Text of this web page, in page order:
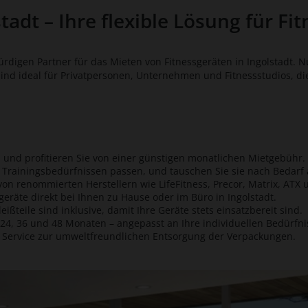
– Ihre flexible Lösung für
Partner für das Mieten von Fitnessgeräten in Ingolstadt.
ideal für Privatpersonen, Unternehmen und Fitnessstudios,
profitieren Sie von einer günstigen monatlichen Mietgebühr.
passen, und tauschen Sie sie nach Bedarf
renommierten Herstellern wie LifeFitness, Precor, Matrix, ATX
direkt bei Ihnen zu Hause oder im Büro in Ingolstadt.
sind inklusive, damit Ihre Geräte stets einsatzbereit sind.
36 und 48 Monaten – angepasst an Ihre individuellen
zur umweltfreundlichen Entsorgung der Verpackungen.